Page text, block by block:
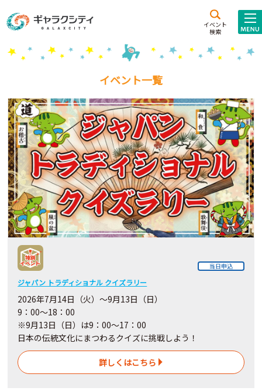
イベント
検索
施設案内
こども
西新井
施設･
施設貸出･団体利用
こどもみーてぃんぐ
Gがくえん
ブランドからのお知らせ
いっしょに創る
イベントレポート
イベント一覧
当日申込
ジャパン トラディショナル クイズラリー
2026年7月14日（火）～9月13日（日）
9：00～18：00
※9月13日（日）は9：00～17：00
日本の伝統文化にまつわるクイズに挑戦しよう！
詳しくはこちら